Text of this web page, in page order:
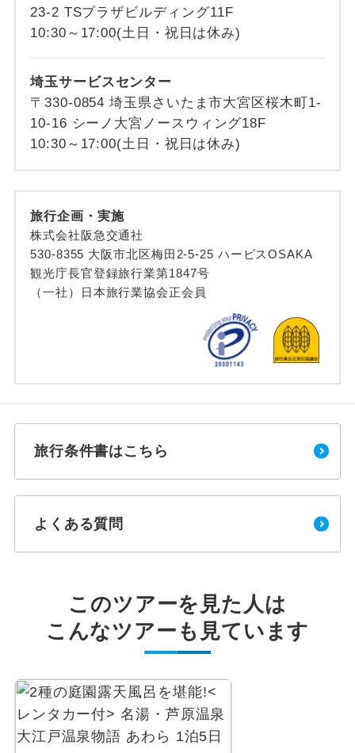
23-2 TSプラザビルディング11F
10:30～17:00(土日・祝日は休み)
埼玉サービスセンター
〒330-0854 埼玉県さいたま市大宮区桜木町1-
10-16 シーノ大宮ノースウィング18F
10:30～17:00(土日・祝日は休み)
旅行企画・実施
株式会社阪急交通社
530-8355 大阪市北区梅田2-5-25 ハービスOSAKA
観光庁長官登録旅行業第1847号
（一社）日本旅行業協会正会員
旅行条件書はこちら
よくある質問
このツアーを見た人は
こんなツアーも見ています